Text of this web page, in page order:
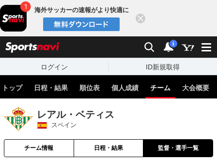
海外サッカーの速報がより快適に
検索 通知
i
ログイン ID新規取得
トップ 日程・結果 順位表 個人成績 チーム 大会概要
レアル・ベティス
スペイン
チーム情報 日程・結果 監督・選手一覧